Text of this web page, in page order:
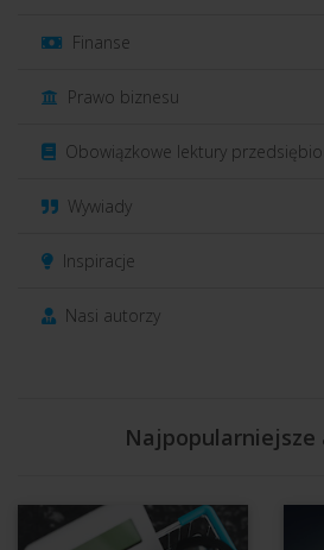
Finanse
Prawo biznesu
Obowiązkowe lektury
Wywiady
Inspiracje
Nasi autorzy
Najpopularniejsze